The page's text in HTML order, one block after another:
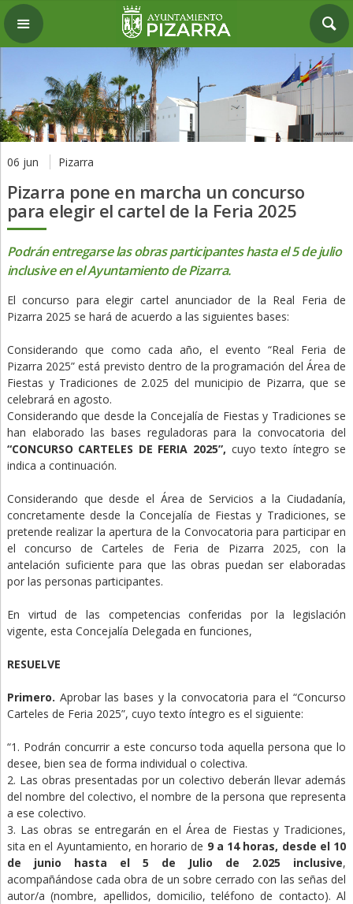
06 jun Pizarra
Pizarra pone en marcha un concurso
para elegir el cartel de la Feria 2025
Podrán entregarse las obras participantes hasta el 5 de julio
inclusive en el Ayuntamiento de Pizarra.
El concurso para elegir cartel anunciador de la Real Feria de
Pizarra 2025 se hará de acuerdo a las siguientes bases:
Considerando que como cada año, el evento “Real Feria de
Pizarra 2025” está previsto dentro de la programación del Área de
Fiestas y Tradiciones de 2.025 del municipio de Pizarra, que se
celebrará en agosto.
Considerando que desde la Concejalía de Fiestas y Tradiciones se
han elaborado las bases reguladoras para la convocatoria del
“CONCURSO CARTELES DE FERIA 2025”, cuyo texto íntegro se
indica a continuación.
Considerando que desde el Área de Servicios a la Ciudadanía,
concretamente desde la Concejalía de Fiestas y Tradiciones, se
pretende realizar la apertura de la Convocatoria para participar en
el concurso de Carteles de Feria de Pizarra 2025, con la
antelación suficiente para que las obras puedan ser elaboradas
por las personas participantes.
En virtud de las competencias conferidas por la legislación
vigente, esta Concejalía Delegada en funciones,
RESUELVE
Primero. Aprobar las bases y la convocatoria para el “Concurso
Carteles de Feria 2025”, cuyo texto íntegro es el siguiente:
“1. Podrán concurrir a este concurso toda aquella persona que lo
desee, bien sea de forma individual o colectiva.
2. Las obras presentadas por un colectivo deberán llevar además
del nombre del colectivo, el nombre de la persona que representa
a ese colectivo.
3. Las obras se entregarán en el Área de Fiestas y Tradiciones,
sita en el Ayuntamiento, en horario de 9 a 14 horas, desde el 10
de junio hasta el 5 de Julio de 2.025 inclusive,
acompañándose cada obra de un sobre cerrado con las señas del
autor/a (nombre, apellidos, domicilio, teléfono de contacto). Al